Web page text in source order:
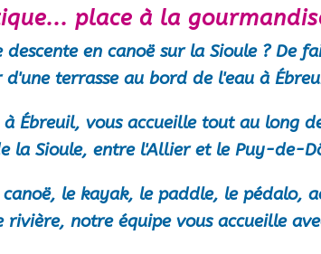
place à la
en canoë sur la Sioule ? De
terrasse au bord de l'eau à
à Ébreuil, vous accueille tout au long
la Sioule, entre l'Allier et le Puy-de-
canoë, lekayak, lepaddle, lepédalo,
notre équipe vous accueille